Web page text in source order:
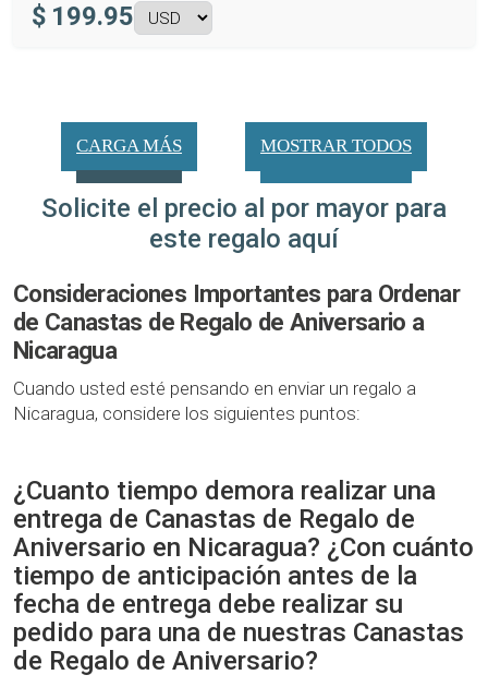
$ 199.95
CARGA MÁS MOSTRAR TODOS
Solicite el precio al por mayor para
este regalo aquí
Consideraciones Importantes para Ordenar
de Canastas de Regalo de Aniversario a
Nicaragua
Cuando usted esté pensando en enviar un regalo a
Nicaragua, considere los siguientes puntos:
¿Cuanto tiempo demora realizar una
entrega de Canastas de Regalo de
Aniversario en Nicaragua? ¿Con cuánto
tiempo de anticipación antes de la
fecha de entrega debe realizar su
pedido para una de nuestras Canastas
de Regalo de Aniversario?